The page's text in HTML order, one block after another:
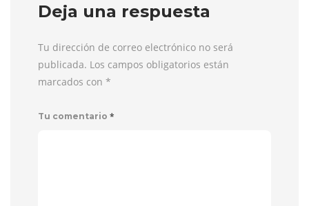
Deja una respuesta
Tu dirección de correo electrónico no será
publicada. Los campos obligatorios están
marcados con *
Tu comentario *